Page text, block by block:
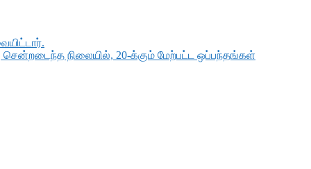
நிலையில், 20-க்கும் மேற்பட்ட ஒப்பந்தங்கள்